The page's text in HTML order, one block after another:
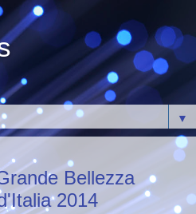
▼
Bellezza
2014